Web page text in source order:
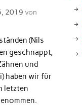
2019 von
(Nils
geschnappt,
und
haben wir für
letzten